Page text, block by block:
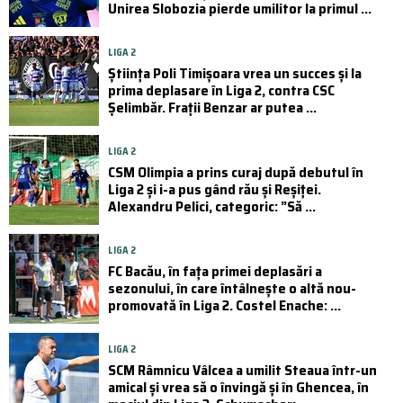
Unirea Slobozia pierde umilitor la primul ...
LIGA 2
Știința Poli Timișoara vrea un succes și la
prima deplasare în Liga 2, contra CSC
Șelimbăr. Frații Benzar ar putea ...
LIGA 2
CSM Olimpia a prins curaj după debutul în
Liga 2 și i-a pus gând rău și Reșiței.
Alexandru Pelici, categoric: ”Să ...
LIGA 2
FC Bacău, în fața primei deplasări a
sezonului, în care întâlnește o altă nou-
promovată în Liga 2. Costel Enache: ...
LIGA 2
SCM Râmnicu Vâlcea a umilit Steaua într-un
amical și vrea să o învingă și în Ghencea, în